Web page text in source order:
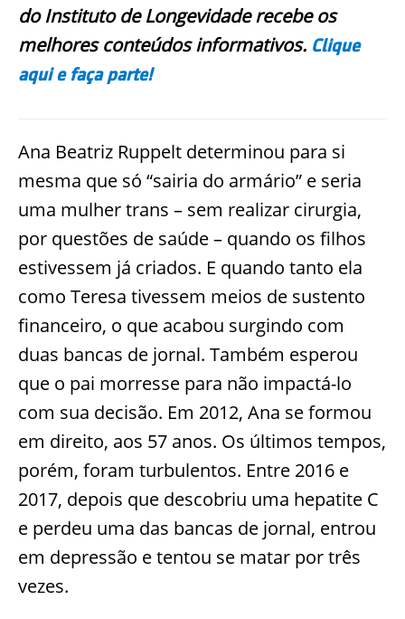
do Instituto de Longevidade recebe os
melhores conteúdos informativos. Clique
aqui e faça parte!
Ana Beatriz Ruppelt determinou para si
mesma que só “sairia do armário” e seria
uma mulher trans – sem realizar cirurgia,
por questões de saúde – quando os filhos
estivessem já criados. E quando tanto ela
como Teresa tivessem meios de sustento
financeiro, o que acabou surgindo com
duas bancas de jornal. Também esperou
que o pai morresse para não impactá-lo
com sua decisão. Em 2012, Ana se formou
em direito, aos 57 anos. Os últimos tempos,
porém, foram turbulentos. Entre 2016 e
2017, depois que descobriu uma hepatite C
e perdeu uma das bancas de jornal, entrou
em depressão e tentou se matar por três
vezes.